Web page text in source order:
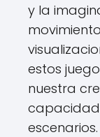
y la
estos
nuestra
capacidad